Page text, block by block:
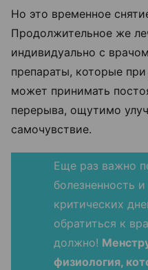
Но это временное
Продолжительное же
индивидуально с
препараты, которые
может принимать
перерыва, ощутимо
самочувствие.
Еще раз важно
болезненность
критических
обратиться к
должно!
физиология,